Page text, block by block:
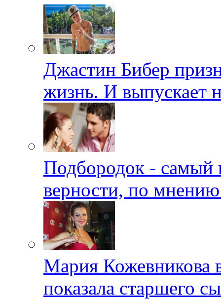
Джастин Бибер
жизнь. И выпускает
Подбородок - самый
верности, по
Мария Кожевникова
показала старшего